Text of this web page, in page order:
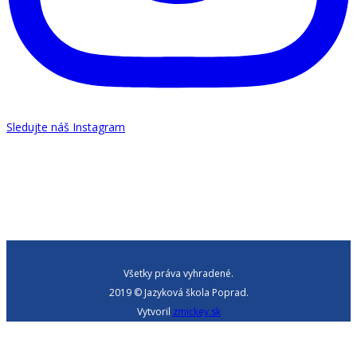
Sledujte náš Instagram
Všetky práva vyhradené.
2019 © Jazyková škola Poprad.
Vytvoril zmickey.sk